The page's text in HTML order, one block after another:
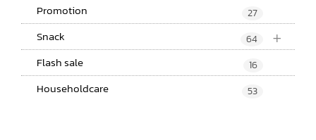
Promotion 27
+
Snack 64
Flash sale 16
Householdcare 53